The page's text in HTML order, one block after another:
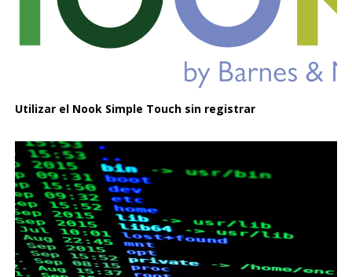
Utilizar el Nook Simple Touch sin registrar